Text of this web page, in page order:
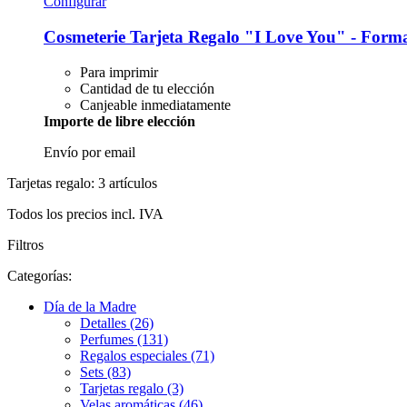
Cosmeterie Tarjeta Regalo "I Love You" -​
Para imprimir
Cantidad de tu elección
Canjeable inmediatamente
Importe de libre elección
Envío por email
Tarjetas regalo: 3 artículos
Todos los precios incl. IVA
Filtros
Categorías:
Día de la Madre
Detalles (26)
Perfumes (131)
Regalos especiales (71)
Sets (83)
Tarjetas regalo (3)